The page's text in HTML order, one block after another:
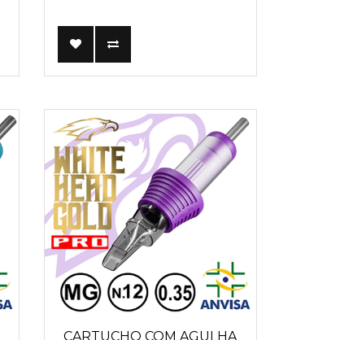
CARTUCHO COM AGULHA